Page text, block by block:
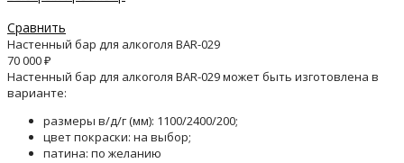
Сравнить
Настенный бар для алкоголя BAR-029
70 000₽
Настенный бар для алкоголя BAR-029 может быть изготовлена в
варианте:
размеры в/д/г (мм): 1100/2400/200;
цвет покраски: на выбор;
патина: по желанию